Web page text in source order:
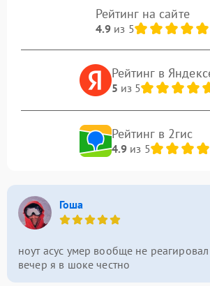
Рейтинг на сайте
4.9из 5
Рейтинг в
5 из 5
Рейтинг в 2гис
4.9из 5
Гоша
ноут асус умер вообще не
вечер я в шоке честно